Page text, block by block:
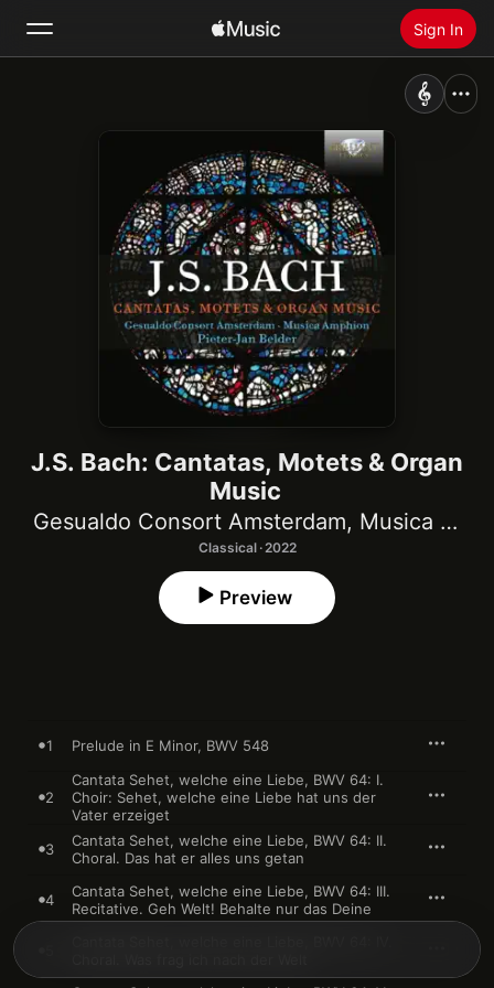
Sign In
Install Apple Music
J.S. Bach: Cantatas, Motets & Organ
Music
Gesualdo Consort Amsterdam, Musica Amphion
Classical · 2022
Preview
1 Prelude in E Minor, BWV 548
2
Cantata Sehet, welche eine Liebe, BWV 64: I.
Choir: Sehet, welche eine Liebe hat uns der
Vater erzeiget
3
Cantata Sehet, welche eine Liebe, BWV 64: II.
Choral. Das hat er alles uns getan
4
Cantata Sehet, welche eine Liebe, BWV 64: III.
Recitative. Geh Welt! Behalte nur das Deine